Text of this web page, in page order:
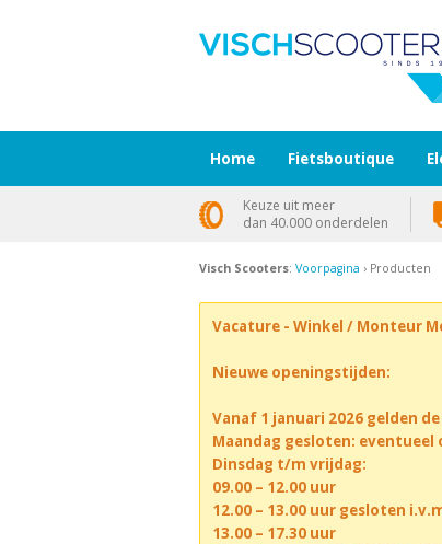
Visch Scooters: Voorpagina › Producten
Vacature - Winkel / Monteur
Nieuwe openingstijden:
Vanaf 1 januari 2026 gelden
Maandag gesloten: eventueel
Dinsdag t/m vrijdag:
09.00 – 12.00 uur
12.00 – 13.00 uur gesloten
13.00 – 17.30 uur
Home Fietsboutique
Keuze uit meer
dan 40.000 onderdelen